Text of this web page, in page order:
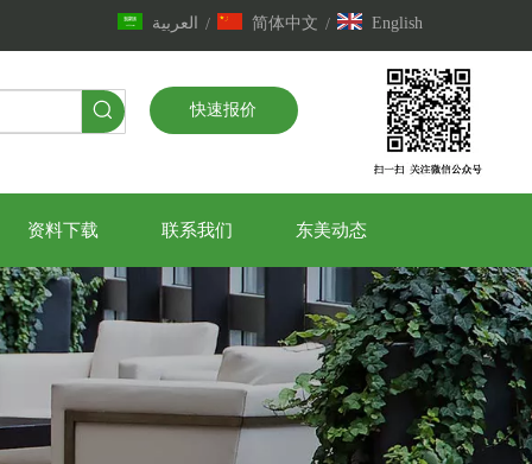
العربية / 简体中文 / English
快速报价
资料下载 联系我们 东美动态